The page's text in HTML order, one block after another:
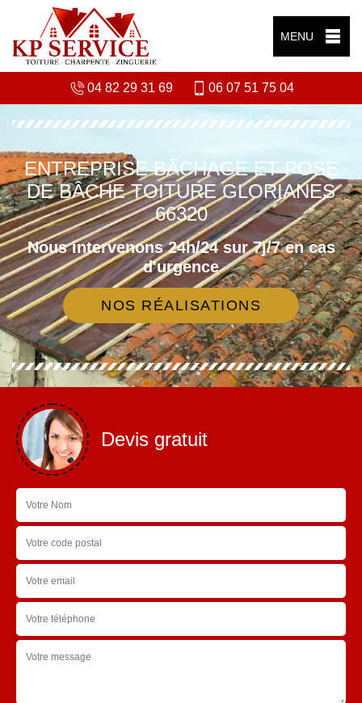
MENU
04 82 29 31 69 06 07 51 75 04
ENTREPRISE BÂCHAGE ET POSE
DE BÂCHE TOITURE GLORIANES
66320
Nous intervenons 24h/24 sur 7j/7 en cas
d'urgence
NOS RÉALISATIONS
Devis gratuit